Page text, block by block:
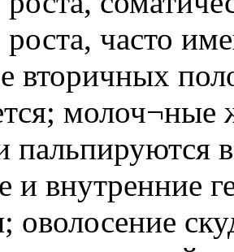
роста, часто
вторичных
молоч¬ные
пальпируются
и внутренние
оволосение